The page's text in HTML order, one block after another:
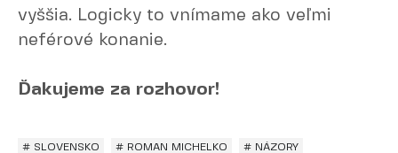
vyššia. Logicky to vnímame ako veľmi
neférové konanie.
Ďakujeme za rozhovor!
# SLOVENSKO # ROMAN MICHELKO # NÁZORY